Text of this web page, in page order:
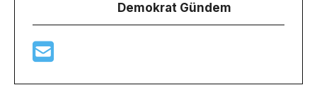
Demokrat Gündem